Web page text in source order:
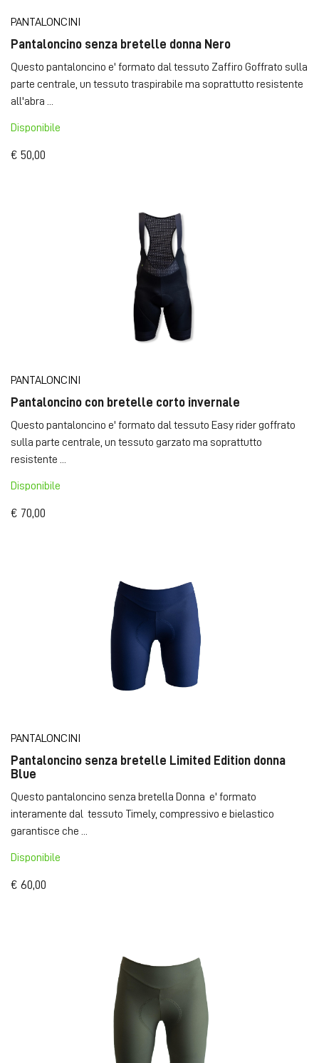
PANTALONCINI
Pantaloncino senza bretelle donna Nero
Questo pantaloncino e' formato dal tessuto Zaffiro Goffrato sulla
parte centrale, un tessuto traspirabile ma soprattutto resistente
all'abra ...
Disponibile
€ 50,00
PANTALONCINI
Pantaloncino con bretelle corto invernale
Questo pantaloncino e' formato dal tessuto Easy rider goffrato
sulla parte centrale, un tessuto garzato ma soprattutto
resistente ...
Disponibile
€ 70,00
PANTALONCINI
Pantaloncino senza bretelle Limited Edition donna
Blue
Questo pantaloncino senza bretella Donna e' formato
interamente dal tessuto Timely, compressivo e bielastico
garantisce che ...
Disponibile
€ 60,00